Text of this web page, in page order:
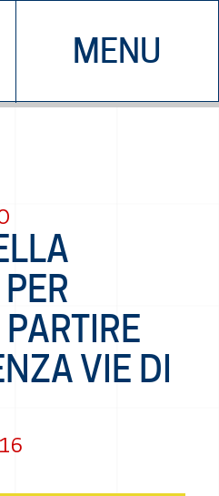
MENU
CHI SIAMO
VIE DI